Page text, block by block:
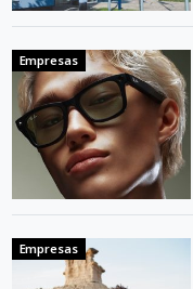
Empresas
Empresas